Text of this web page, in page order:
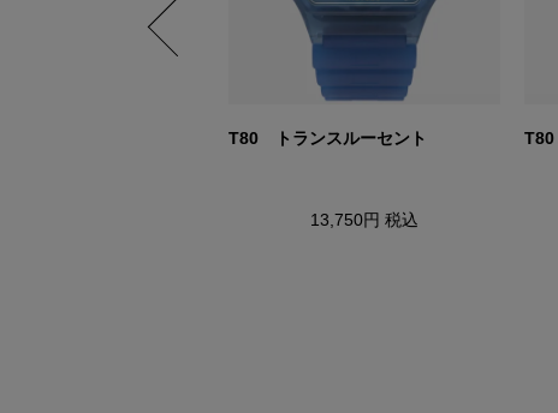
T80 トランスルーセント
13,750円 税込